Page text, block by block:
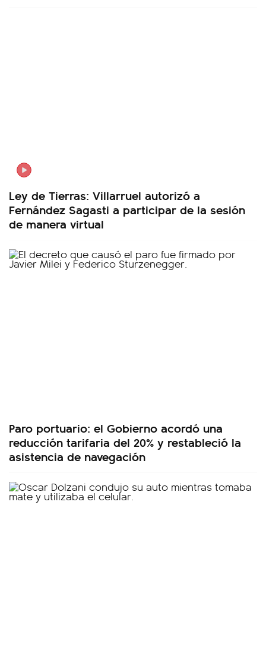
Ley de Tierras: Villarruel autorizó a
Fernández Sagasti a participar de la sesión
de manera virtual
Paro portuario: el Gobierno acordó una
reducción tarifaria del 20% y restableció la
asistencia de navegación